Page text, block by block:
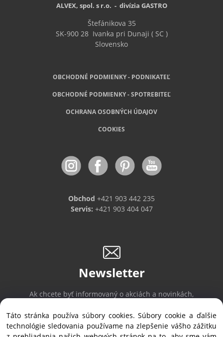
ALVEX, spol. s r.o. - divízia GASTRO
Štefánikova 35
SK-900 28Ivanka pri Dunaji ( SC )
Slovensko
OBCHODNÉ PODMIENKY - PODNIKATEĽ
OBCHODNÉ PODMIENKY - SPOTREBITEĽ
OCHRANA OSOBNÝCH ÚDAJOV
COOKIES
Obchod +421 903 442 235
Servis: +421 903 404 047
Newsletter
Ak chcete byť informovaný o akciách a novinkách,
Táto stránka používa súbory cookies. Súbory cookie a ďalšie
technológie sledovania používame na zlepšenie vášho zážitku